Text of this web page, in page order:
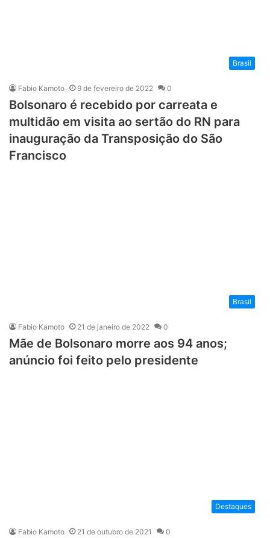
Brasil
Fabio Kamoto 9 de fevereiro de 2022 0
Bolsonaro é recebido por carreata e
multidão em visita ao sertão do RN para
inauguração da Transposição do São
Francisco
Brasil
Fabio Kamoto 21 de janeiro de 2022 0
Mãe de Bolsonaro morre aos 94 anos;
anúncio foi feito pelo presidente
Destaques
Fabio Kamoto 21 de outubro de 2021 0